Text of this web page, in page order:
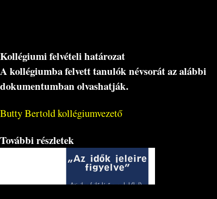
Kollégiumi felvételi határozat
A kollégiumba felvett tanulók névsorát az alábbi
dokumentumban olvashatják.
Butty Bertold kollégiumvezető
További részletek